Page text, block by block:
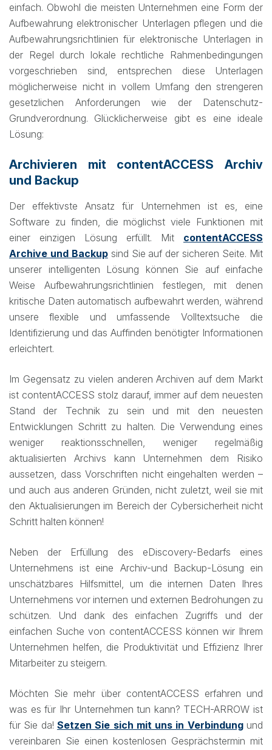
einfach. Obwohl die meisten Unternehmen eine Form der
Aufbewahrung elektronischer Unterlagen pflegen und die
Aufbewahrungsrichtlinien für elektronische Unterlagen in
der Regel durch lokale rechtliche Rahmenbedingungen
vorgeschrieben sind, entsprechen diese Unterlagen
möglicherweise nicht in vollem Umfang den strengeren
gesetzlichen Anforderungen wie der Datenschutz-
Grundverordnung. Glücklicherweise gibt es eine ideale
Lösung:
Archivieren mit contentACCESS Archiv
und Backup
Der effektivste Ansatz für Unternehmen ist es, eine
Software zu finden, die möglichst viele Funktionen mit
einer einzigen Lösung erfüllt. Mit contentACCESS
Archive und Backupsind Sie auf der sicheren Seite. Mit
unserer intelligenten Lösung können Sie auf einfache
Weise Aufbewahrungsrichtlinien festlegen, mit denen
kritische Daten automatisch aufbewahrt werden, während
unsere flexible und umfassende Volltextsuche die
Identifizierung und das Auffinden benötigter Informationen
erleichtert.
Im Gegensatz zu vielen anderen Archiven auf dem Markt
ist contentACCESS stolz darauf, immer auf dem neuesten
Stand der Technik zu sein und mit den neuesten
Entwicklungen Schritt zu halten. Die Verwendung eines
weniger reaktionsschnellen, weniger regelmäßig
aktualisierten Archivs kann Unternehmen dem Risiko
aussetzen, dass Vorschriften nicht eingehalten werden –
und auch aus anderen Gründen, nicht zuletzt, weil sie mit
den Aktualisierungen im Bereich der Cybersicherheit nicht
Schritt halten können!
Neben der Erfüllung des eDiscovery-Bedarfs eines
Unternehmens ist eine Archiv-und Backup-Lösung ein
unschätzbares Hilfsmittel, um die internen Daten Ihres
Unternehmens vor internen und externen Bedrohungen zu
schützen. Und dank des einfachen Zugriffs und der
einfachen Suche von contentACCESS können wir Ihrem
Unternehmen helfen, die Produktivität und Effizienz Ihrer
Mitarbeiter zu steigern.
Möchten Sie mehr über contentACCESS erfahren und
was es für Ihr Unternehmen tun kann? TECH-ARROW ist
für Sie da! Setzen Sie sich mit uns in Verbindungund
vereinbaren Sie einen kostenlosen Gesprächstermin mit